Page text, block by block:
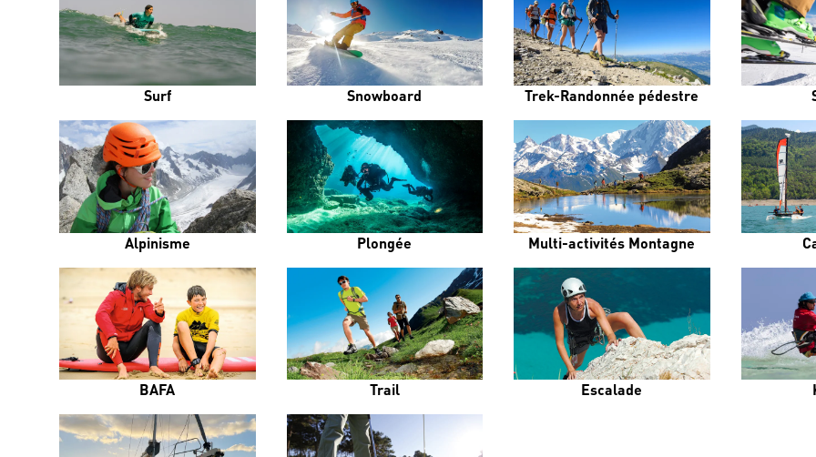
Surf Snowboard Trek-Randonnée pédestre
Alpinisme Plongée Multi-activités Montagne
BAFA Trail Escalade